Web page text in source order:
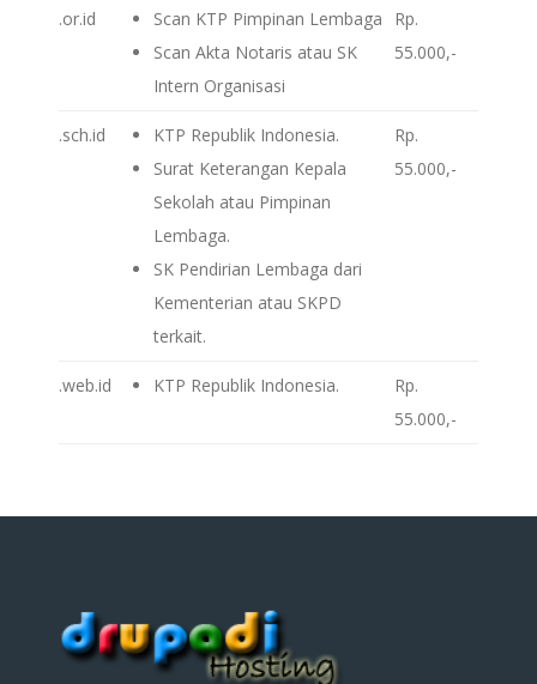
.or.id
Scan KTP Pimpinan Lembaga
Scan Akta Notaris atau SK
Intern Organisasi
Rp.
55.000,-
.sch.id
KTP Republik Indonesia.
Surat Keterangan Kepala
Sekolah atau Pimpinan
Lembaga.
SK Pendirian Lembaga dari
Kementerian atau SKPD
terkait.
Rp.
55.000,-
.web.id KTP Republik Indonesia.
Rp.
55.000,-